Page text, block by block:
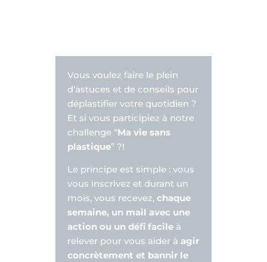
Vous voulez faire le plein
d’astuces et de conseils pour
déplastifier votre quotidien ?
Et si vous participiez à notre
challenge “Ma vie sans
plastique” ?!
Le principe est simple : vous
vous inscrivez et durant un
mois, vous recevez,chaque
semaine, un mail avec une
action ou un défi facileà
relever pour vous aider à agir
concrètement et bannir le